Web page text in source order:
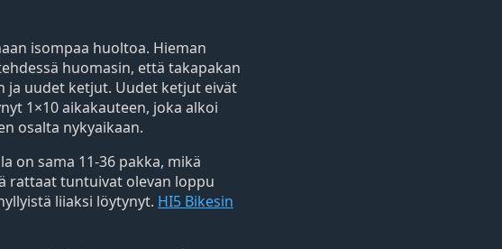
isompaa huoltoa. Hieman
huomasin, että takapakan
ja uudet ketjut. Uudet ketjut eivät
1×10 aikakauteen, joka alkoi
osalta nykyaikaan.
on sama 11-36 pakka, mikä
rattaat tuntuivat olevan loppu
liiaksi löytynyt. HI5 Bikesin